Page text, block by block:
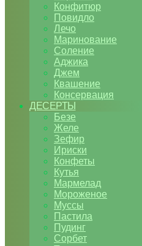
Конфитюр
Повидло
Лечо
Маринование
Соление
Аджика
Джем
Квашение
Консервация
ДЕСЕРТЫ
Безе
Желе
Зефир
Ириски
Конфеты
Кутья
Мармелад
Мороженое
Муссы
Пастила
Пудинг
Сорбет